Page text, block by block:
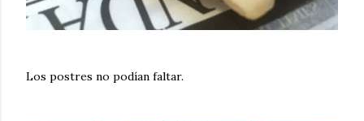
Los postres no podían faltar.